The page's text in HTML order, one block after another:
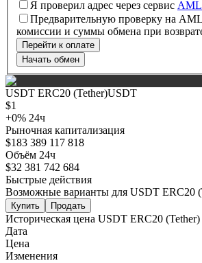
Я проверил адрес через сервис
Предварительную проверку на
комиссии и суммы обмена при
Перейти к оплате
Начать обмен
USDT ERC20 (Tether)USDT
$1
+0% 24ч
Рыночная капитализация
$183 389 117 818
Объём 24ч
$32 381 742 684
Быстрые действия
Возможные варианты для USDT ERC20
Купить Продать
Историческая цена USDT ERC20
Дата
Цена
Изменения